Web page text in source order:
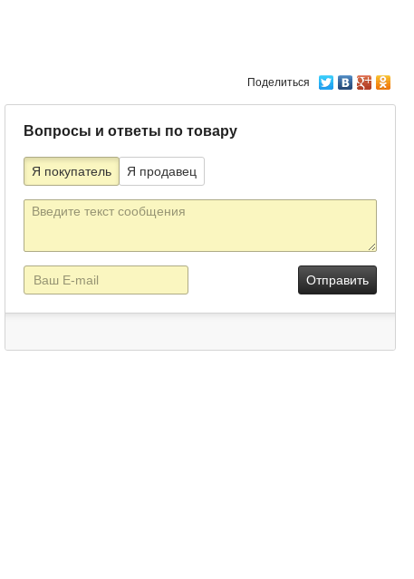
Поделиться
Вопросы и ответы по товару
Я покупатель Я продавец
Текст
E-
mail